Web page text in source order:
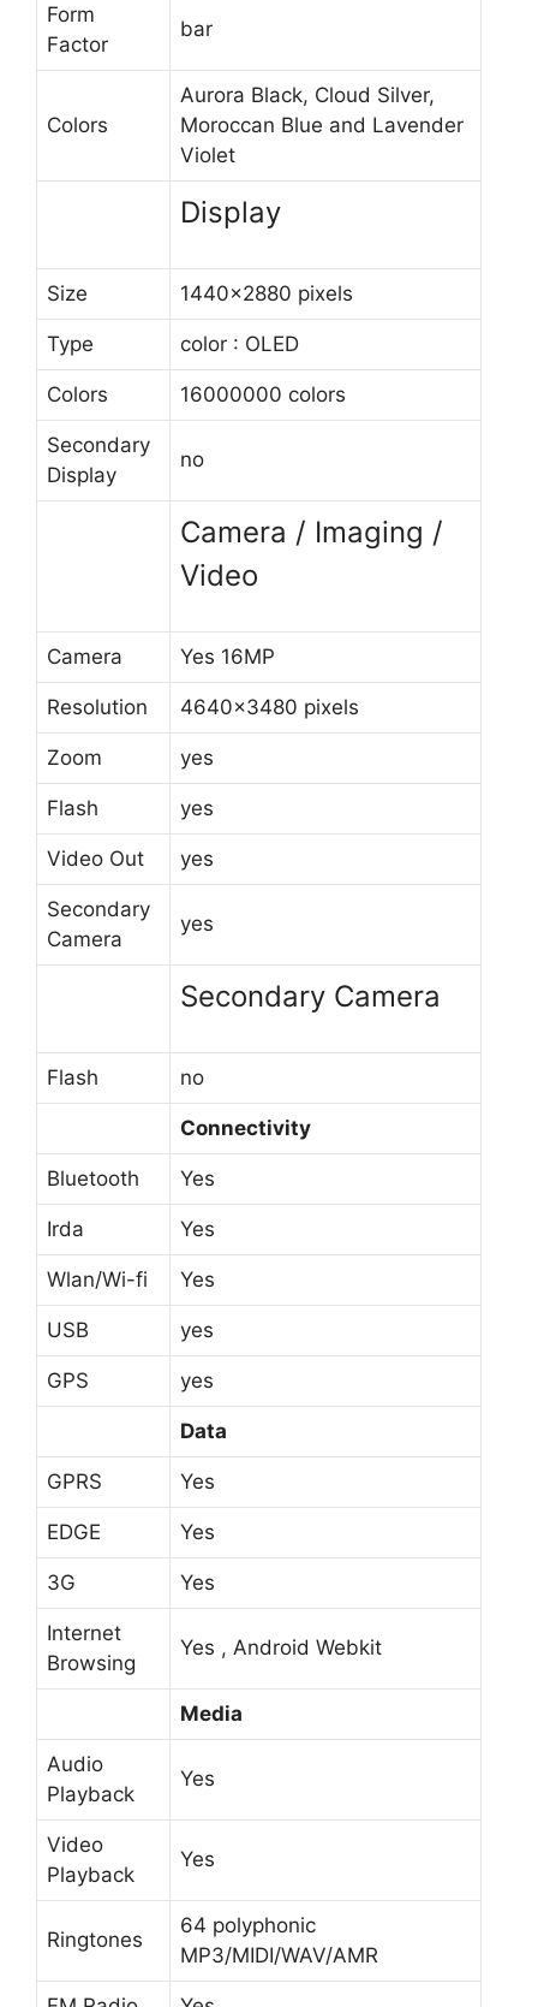
Form
Factor
bar
Colors
Aurora Black, Cloud Silver,
Moroccan Blue and Lavender
Violet
Display
Size 1440×2880 pixels
Type color : OLED
Colors 16000000 colors
Secondary
Display
no
Camera / Imaging /
Video
Camera Yes 16MP
Resolution 4640×3480 pixels
Zoom yes
Flash yes
Video Out yes
Secondary
Camera
yes
Secondary Camera
Flash no
Connectivity
Bluetooth Yes
Irda Yes
Wlan/Wi-fi Yes
USB yes
GPS yes
Data
GPRS Yes
EDGE Yes
3G Yes
Internet
Browsing
Yes , Android Webkit
Media
Audio
Playback
Yes
Video
Playback
Yes
Ringtones
64 polyphonic
MP3/MIDI/WAV/AMR